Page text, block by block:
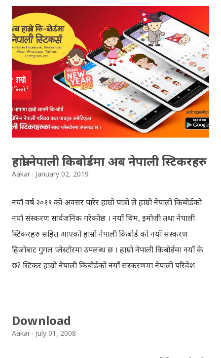
Download the file and search your ‘symbol number’.
Congratulations to all, who passed SLC this year. And
if you want to see your results with marks then, you
can follow THT (symbol no. and birth date required).
Download SLC Result 2066/2067 (2009-2010) :
REGULAR: EXEMPTED: Distinction --------------- First
division First division Second Division Second
Division Third Division Third Division Withheld
Withheld ...
हाम्रो नेपाली किबोर्डमा अब नेपाली स्टिकरहरु
Aakar January 02, 2019
नयाँ वर्ष २०१९ को अवसर पारेर हाम्रो पात्रो ले हाम्रो नेपाली किबोर्डको
नयाँ संस्करण सार्वजनिक गरेकोछ । नयाँ थिम, इमोजी तथा नेपाली
स्टिकरहरु सहित आएको हाम्रो नेपाली किबोर्ड को नयाँ संस्करण
हिजोबाट गुगल प्लेस्टोरमा उपलब्ध छ । हाम्रो नेपाली किबोर्डमा नयाँ के
छ? स्टिकर हाम्रो नेपाली किबोर्डको नयाँ संस्करणमा नेपाली परिवेश
स्टिकरहरुले प्रयोगकर्तालाई नयाँ अनुभव दिनेछ । नेपाली पारा, हाम्रो
Download
Aakar July 01, 2008